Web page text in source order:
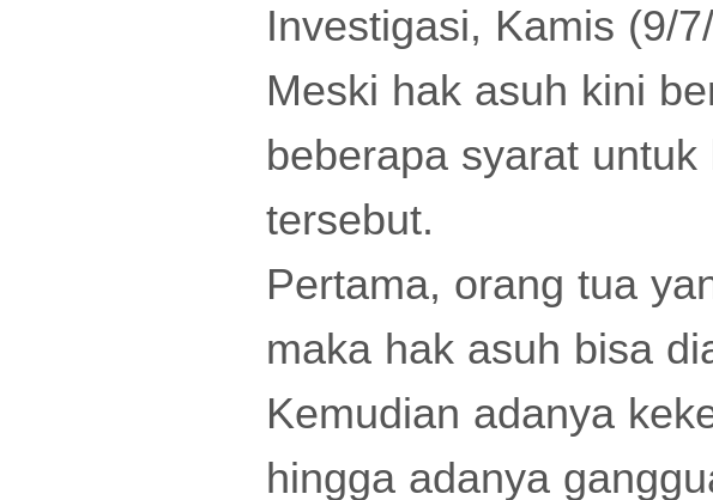
Investigasi, Kamis (9/
Meski hak asuh kini
beberapa syarat
tersebut.
Pertama, orang tua
maka hak asuh bisa
Kemudian adanya
hingga adanya